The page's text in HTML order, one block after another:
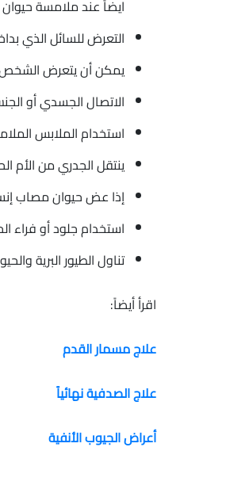
ايضاً عند ملامسة
التعرض للسائل الذي
يمكن أن يتعرض الشخص
الاتصال الجسدي أو
استخدام الملابس
ينتقل الجدري من الأم
إذا عض حيوان مصاب
استخدام جلود أو فراء
تناول الطيور البرية
اقرأ أيضاً:
علاج مسمار القدم
علاج الصدفية نهائياً
أعراض الجيوب الأنفية